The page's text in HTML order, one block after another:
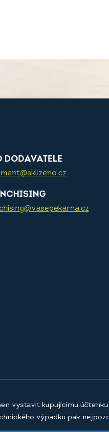
DODAVATELE
vystavit kupujícímu
výpadku pak